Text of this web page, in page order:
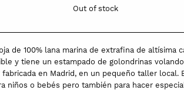
Out of stock
de 100% lana marina de extrafina de altísima
y tiene un estampado de golondrinas
fabricada en Madrid, en un pequeño taller local.
niños o bebés pero también para hacer